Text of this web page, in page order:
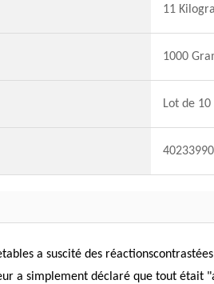
11
1000
Lot de
a suscité des
a simplement déclaré que tout était